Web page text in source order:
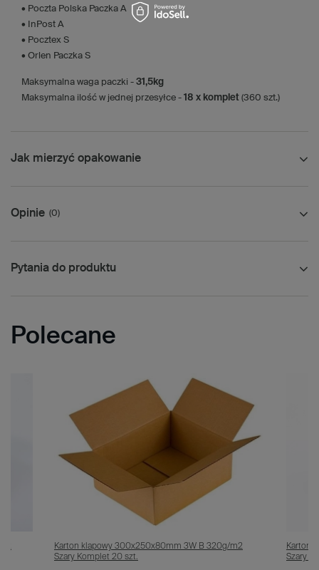
• Poczta Polska Paczka A
• InPost A
• Pocztex S
• Orlen Paczka S
Maksymalna waga paczki - 31,5kg
Maksymalna ilość w jednej przesyłce - 18 x komplet (360 szt.)
Jak mierzyć opakowanie
Opinie (0)
Pytania do produktu
Polecane
Karton klapowy 300x250x80mm 3W B 320g/m2
Szary Komplet 20 szt.
Karton
Szary